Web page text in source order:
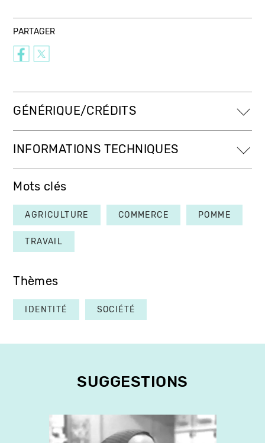
PARTAGER
GÉNÉRIQUE/CRÉDITS
INFORMATIONS TECHNIQUES
Mots clés
AGRICULTURE COMMERCE POMME
TRAVAIL
Thèmes
IDENTITÉ SOCIÉTÉ
SUGGESTIONS